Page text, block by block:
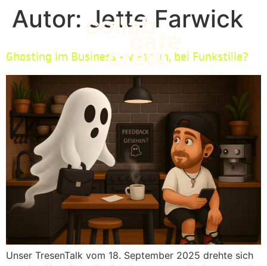
Autor: Jette Farwick
Ghosting im Business – was tun, bei Funkstille?
Unser TresenTalk vom 18. September 2025 drehte sich